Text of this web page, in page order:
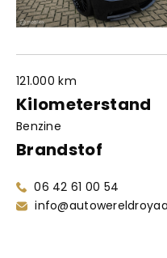
Contact
06 42 61 00 54
Adres
6004 PV Weert
121.000 km
Kilometerstand
Benzine
Brandstof
06 42 61 00 54